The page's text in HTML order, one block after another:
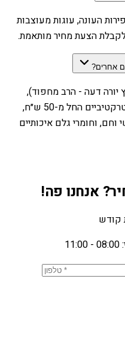
העונה, עוגות מעוצבות
הצעת מחיר מותאמת.
אחרים?
יורה דעה - הרב מחפוד),
ניסיון של שנים באירועים, מחירים אטרקטיביים החל מ-50 ש״ח,
וחומרי גלם איכותיים
אנחנו פה!
קודש